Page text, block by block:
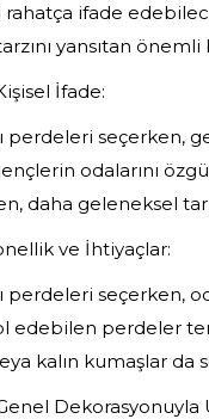
ifade
yansıtan
İfade:
perdeleri seçerken,
odalarını
daha geleneksel
ve İhtiyaçlar:
perdeleri seçerken,
edebilen perdeler
kalın kumaşlar da
Dekorasyonuyla